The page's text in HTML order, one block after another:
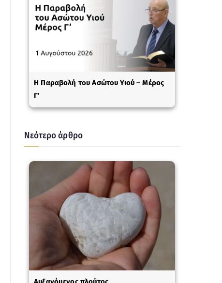
Η Παραβολή του Ασώτου Υιού – Μέρος
Γ’
Νεότερο άρθρο